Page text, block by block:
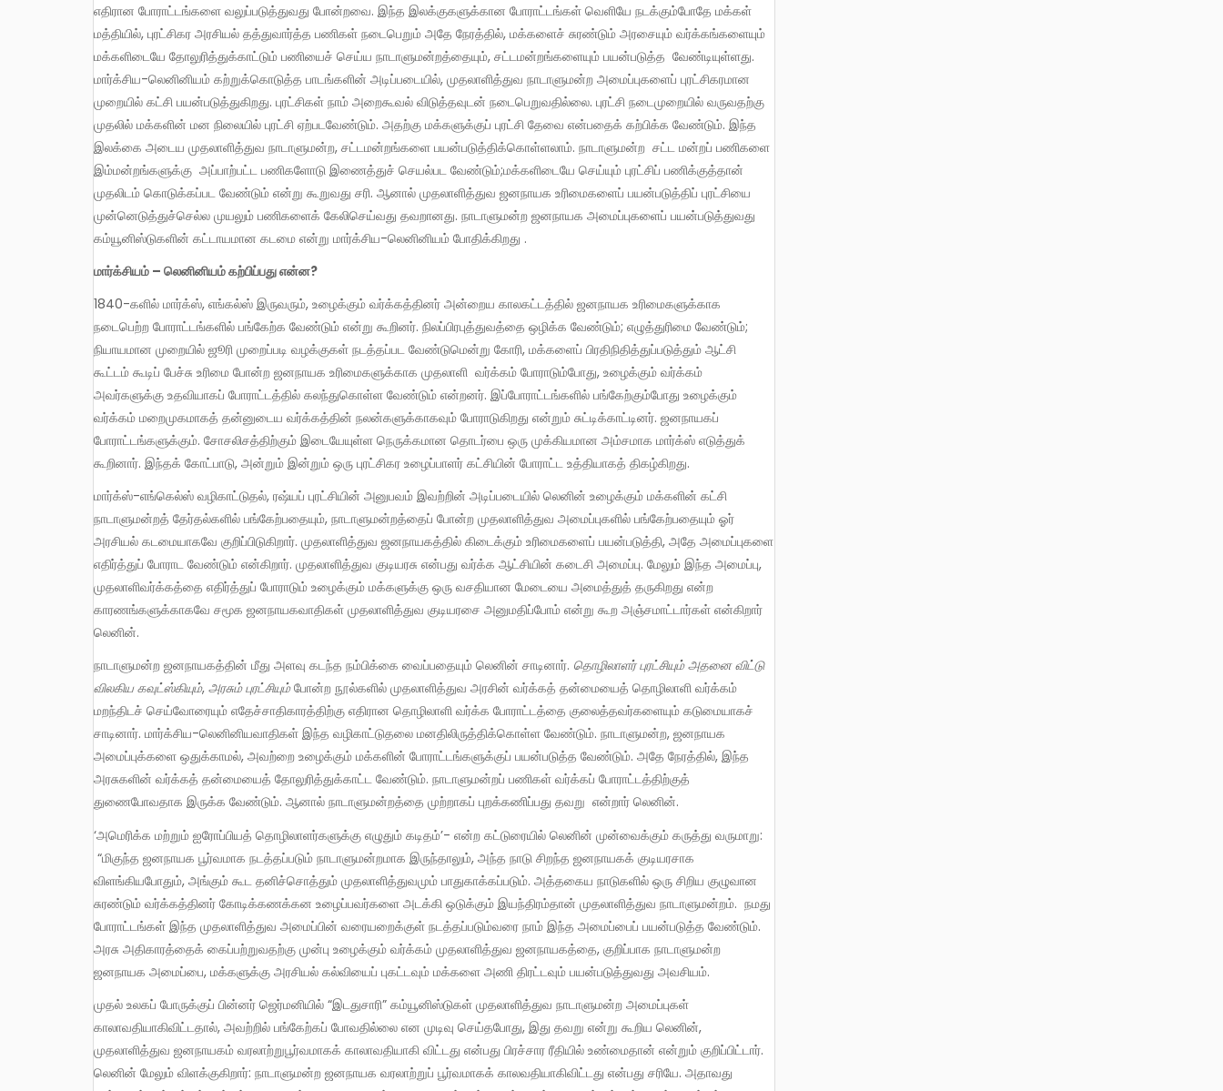
எதிரான போராட்டங்களை வலுப்படுத்துவது போன்றவை. இந்த இலக்குகளுக்கான போராட்டங்கள் வெளியே நடக்கும்போதே மக்கள்
மத்தியில், புரட்சிகர அரசியல் தத்துவார்த்த பணிகள் நடைபெறும் அதே நேரத்தில், மக்களைச் சுரண்டும் அரசையும் வர்க்கங்களையும்
மக்களிடையே தோலுரித்துக்காட்டும் பணியைச் செய்ய நாடாளுமன்றத்தையும், சட்டமன்றங்களையும் பயன்படுத்த வேண்டியுள்ளது.
மார்க்சிய-லெனினியம் கற்றுக்கொடுத்த பாடங்களின் அடிப்படையில், முதலாளித்துவ நாடாளுமன்ற அமைப்புகளைப் புரட்சிகரமான
முறையில் கட்சி பயன்படுத்துகிறது. புரட்சிகள் நாம் அறைகூவல் விடுத்தவுடன் நடைபெறுவதில்லை. புரட்சி நடைமுறையில் வருவதற்கு
முதலில் மக்களின் மன நிலையில் புரட்சி ஏற்படவேண்டும். அதற்கு மக்களுக்குப் புரட்சி தேவை என்பதைக் கற்பிக்க வேண்டும். இந்த
இலக்கை அடைய முதலாளித்துவ நாடாளுமன்ற, சட்டமன்றங்களை பயன்படுத்திக்கொள்ளலாம். நாடாளுமன்ற சட்ட மன்றப் பணிகளை
இம்மன்றங்களுக்கு அப்பாற்பட்ட பணிகளோடு இணைத்துச் செயல்பட வேண்டும்;மக்களிடையே செய்யும் புரட்சிப் பணிக்குத்தான்
முதலிடம் கொடுக்கப்பட வேண்டும் என்று கூறுவது சரி. ஆனால் முதலாளித்துவ ஜனநாயக உரிமைகளைப் பயன்படுத்திப் புரட்சியை
முன்னெடுத்துச்செல்ல முயலும் பணிகளைக் கேலிசெய்வது தவறானது. நாடாளுமன்ற ஜனநாயக அமைப்புகளைப் பயன்படுத்துவது
கம்யூனிஸ்டுகளின் கட்டாயமான கடமை என்று மார்க்சிய-லெனினியம் போதிக்கிறது .
மார்க்சியம் – லெனினியம்கற்பிப்பதுஎன்ன?
1840-களில் மார்க்ஸ், எங்கல்ஸ் இருவரும், உழைக்கும் வர்க்கத்தினர் அன்றைய காலகட்டத்தில் ஜனநாயக உரிமைகளுக்காக
நடைபெற்ற போராட்டங்களில் பங்கேற்க வேண்டும் என்று கூறினர். நிலப்பிரபுத்துவத்தை ஒழிக்க வேண்டும்; எழுத்துரிமை வேண்டும்;
நியாயமான முறையில் ஜூரி முறைப்படி வழக்குகள் நடத்தப்பட வேண்டுமென்று கோரி, மக்களைப் பிரதிநிதித்துப்படுத்தும் ஆட்சி
கூட்டம் கூடிப் பேச்சு உரிமை போன்ற ஜனநாயக உரிமைகளுக்காக முதலாளி வர்க்கம் போராடும்போது, உழைக்கும் வர்க்கம்
அவர்களுக்கு உதவியாகப் போராட்டத்தில் கலந்துகொள்ள வேண்டும் என்றனர். இப்போராட்டங்களில் பங்கேற்கும்போது உழைக்கும்
வர்க்கம் மறைமுகமாகத் தன்னுடைய வர்க்கத்தின் நலன்களுக்காகவும் போராடுகிறது என்றும் சுட்டிக்காட்டினர். ஜனநாயகப்
போராட்டங்களுக்கும். சோசலிசத்திற்கும் இடையேயுள்ள நெருக்கமான தொடர்பை ஒரு முக்கியமான அம்சமாக மார்க்ஸ் எடுத்துக்
கூறினார். இந்தக் கோட்பாடு, அன்றும் இன்றும் ஒரு புரட்சிகர உழைப்பாளர் கட்சியின் போராட்ட உத்தியாகத் திகழ்கிறது.
மார்க்ஸ்-எங்கெல்ஸ் வழிகாட்டுதல், ரஷ்யப் புரட்சியின் அனுபவம் இவற்றின் அடிப்படையில் லெனின் உழைக்கும் மக்களின் கட்சி
நாடாளுமன்றத் தேர்தல்களில் பங்கேற்பதையும், நாடாளுமன்றத்தைப் போன்ற முதலாளித்துவ அமைப்புகளில் பங்கேற்பதையும் ஓர்
அரசியல் கடமையாகவே குறிப்பிடுகிறார். முதலாளித்துவ ஜனநாயகத்தில் கிடைக்கும் உரிமைகளைப் பயன்படுத்தி, அதே அமைப்புகளை
எதிர்த்துப் போராட வேண்டும் என்கிறார். முதலாளித்துவ குடியரசு என்பது வர்க்க ஆட்சியின் கடைசி அமைப்பு. மேலும் இந்த அமைப்பு,
முதலாளிவர்க்கத்தை எதிர்த்துப் போராடும் உழைக்கும் மக்களுக்கு ஒரு வசதியான மேடையை அமைத்துத் தருகிறது என்ற
காரணங்களுக்காகவே சமூக ஜனநாயகவாதிகள் முதலாளித்துவ குடியரசை அனுமதிப்போம் என்று கூற அஞ்சமாட்டார்கள் என்கிறார்
லெனின்.
நாடாளுமன்ற ஜனநாயகத்தின் மீது அளவு கடந்த நம்பிக்கை வைப்பதையும் லெனின் சாடினார். தொழிலாளர்புரட்சியும் அதனைவிட்டு
விலகிய கவுட்ஸ்கியும், அரசும்புரட்சியும்போன்ற நூல்களில் முதலாளித்துவ அரசின் வர்க்கத் தன்மையைத் தொழிலாளி வர்க்கம்
மறந்திடச் செய்வோரையும் எதேச்சாதிகாரத்திற்கு எதிரான தொழிலாளி வர்க்க போராட்டத்தை குலைத்தவர்களையும் கடுமையாகச்
சாடினார். மார்க்சிய-லெனினியவாதிகள் இந்த வழிகாட்டுதலை மனதிலிருத்திக்கொள்ள வேண்டும். நாடாளுமன்ற, ஜனநாயக
அமைப்புக்களை ஒதுக்காமல், அவற்றை உழைக்கும் மக்களின் போராட்டங்களுக்குப் பயன்படுத்த வேண்டும். அதே நேரத்தில், இந்த
அரசுகளின் வர்க்கத் தன்மையைத் தோலுரித்துக்காட்ட வேண்டும். நாடாளுமன்றப் பணிகள் வர்க்கப் போராட்டத்திற்குத்
துணைபோவதாக இருக்க வேண்டும். ஆனால் நாடாளுமன்றத்தை முற்றாகப் புறக்கணிப்பது தவறு என்றார் லெனின்.
‘அமெரிக்க மற்றும் ஐரோப்பியத் தொழிலாளர்களுக்கு எழுதும் கடிதம்’- என்ற கட்டுரையில் லெனின் முன்வைக்கும் கருத்து வருமாறு:
“மிகுந்த ஜனநாயக பூர்வமாக நடத்தப்படும் நாடாளுமன்றமாக இருந்தாலும், அந்த நாடு சிறந்த ஜனநாயகக் குடியரசாக
விளங்கியபோதும், அங்கும் கூட தனிச்சொத்தும் முதலாளித்துவமும் பாதுகாக்கப்படும். அத்தகைய நாடுகளில் ஒரு சிறிய குழுவான
சுரண்டும் வர்க்கத்தினர் கோடிக்கணக்கன உழைப்பவர்களை அடக்கி ஒடுக்கும் இயந்திரம்தான் முதலாளித்துவ நாடாளுமன்றம். நமது
போராட்டங்கள் இந்த முதலாளித்துவ அமைப்பின் வரையறைக்குள் நடத்தப்படும்வரை நாம் இந்த அமைப்பைப் பயன்படுத்த வேண்டும்.
அரசு அதிகாரத்தைக் கைப்பற்றுவதற்கு முன்பு உழைக்கும் வர்க்கம் முதலாளித்துவ ஜனநாயகத்தை, குறிப்பாக நாடாளுமன்ற
ஜனநாயக அமைப்பை, மக்களுக்கு அரசியல் கல்வியைப் புகட்டவும் மக்களை அணி திரட்டவும் பயன்படுத்துவது அவசியம்.
முதல் உலகப் போருக்குப் பின்னர் ஜெர்மனியில் “இடதுசாரி” கம்யூனிஸ்டுகள் முதலாளித்துவ நாடாளுமன்ற அமைப்புகள்
காலாவதியாகிவிட்டதால், அவற்றில் பங்கேற்கப் போவதில்லை என முடிவு செய்தபோது, இது தவறு என்று கூறிய லெனின்,
முதலாளித்துவ ஜனநாயகம் வரலாற்றுபூர்வமாகக் காலாவதியாகி விட்டது என்பது பிரச்சார ரீதியில் உண்மைதான் என்றும் குறிப்பிட்டார்.
லெனின் மேலும் விளக்குகிறார்: நாடாளுமன்ற ஜனநாயக வரலாற்றுப் பூர்வமாகக் காலவதியாகிவிட்டது என்பது சரியே. அதாவது